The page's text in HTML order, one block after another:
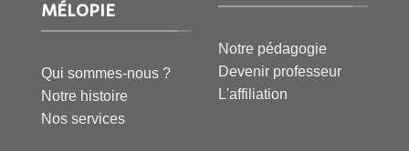
MÉLOPIE
Qui sommes-nous ?
Notre histoire
Nos services
Notre pédagogie
Devenir professeur
L'affiliation